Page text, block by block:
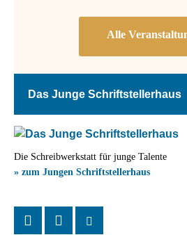
Das Junge Schriftstellerhaus
Die Schreibwerkstatt für junge Talente
» zum Jungen Schriftstellerhaus